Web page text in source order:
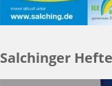
Salchinger Hefte